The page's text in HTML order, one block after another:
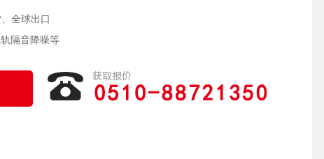
全球出口
隔音降噪等